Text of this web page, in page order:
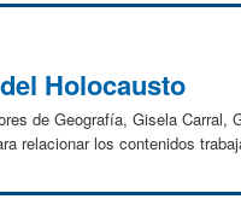
Holocausto
de Geografía, Gisela
relacionar los contenidos